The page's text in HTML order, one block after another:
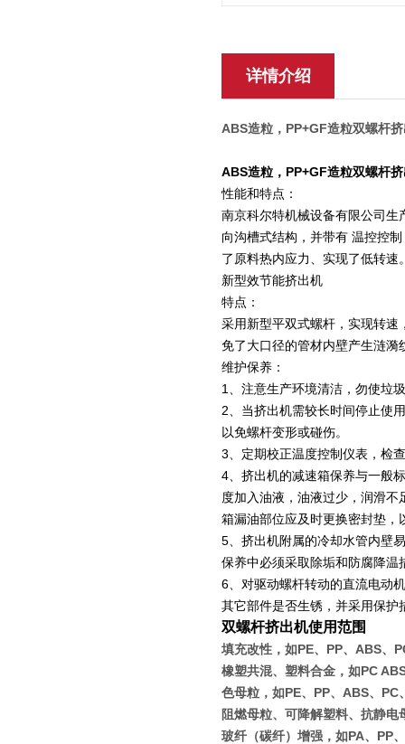
详情介绍
ABS造粒，PP+GF造粒双螺杆
ABS造粒，PP+GF造粒双螺杆
性能和特点：
南京科尔特机械设备有限公司
向沟槽式结构，并带有 温控控
了原料热内应力、实现了低转速
新型效节能挤出机
特点：
采用新型平双式螺杆，实现转
免了大口径的管材内壁产生涟漪
维护保养：
1
、注意生产环境清洁，勿使垃
2 、当挤出机需较长时间停止
以免螺杆变形或碰伤。
3 、定期校正温度控制仪表，检
4 、挤出机的减速箱保养与一
度加入油液，油液过少，润滑
箱漏油部位应及时更换密封垫，
5 、挤出机附属的冷却水管内
保养中必须采取除垢和防腐降温
6 、对驱动螺杆转动的直流电
其它部件是否生锈，并采用保护
双螺杆挤出机使用范围
填充改性，如PE、PP、ABS、
橡塑共混、塑料合金，如PC
色母粒，如PE、PP、ABS、PC
阻燃母粒、可降解塑料、抗静电
玻纤（碳纤）增强，如PA、PP